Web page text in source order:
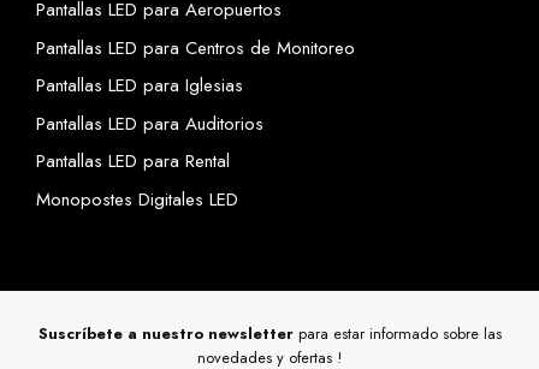
Pantallas LED para Aeropuertos
Pantallas LED para Centros de Monitoreo
Pantallas LED para Iglesias
Pantallas LED para Auditorios
Pantallas LED para Rental
Monopostes Digitales LED
Suscríbete a nuestro newsletterpara estar informado sobre las
novedades y ofertas !